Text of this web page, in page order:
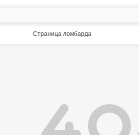
Страница ломбарда